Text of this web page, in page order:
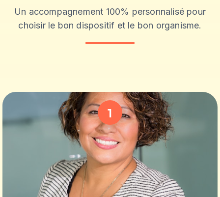
Un accompagnement 100% personnalisé pour
choisir le bon dispositif et le bon organisme.
1